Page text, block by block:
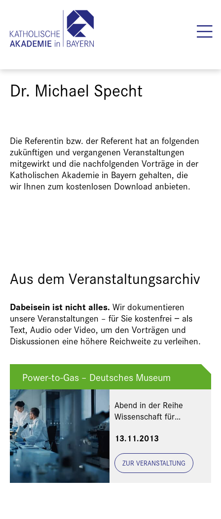
Dr. Michael Specht
Die Referentin bzw. der Referent hat an folgenden
zukünftigen und vergangenen Veranstaltungen
mitgewirkt und die nachfolgenden Vorträge in der
Katholischen Akademie in Bayern gehalten, die
wir Ihnen zum kostenlosen Download anbieten.
Aus dem Veranstaltungsarchiv
Dabeisein ist nicht alles. Wir dokumentieren
unsere Veranstaltungen – für Sie kostenfrei − als
Text, Audio oder Video, um den Vorträgen und
Diskussionen eine höhere Reichweite zu verleihen.
Power-to-Gas – Deutsches Museum
Abend in der Reihe
Wissenschaft für
Museum
13.11.2013
ZUR VERANSTALTUNG